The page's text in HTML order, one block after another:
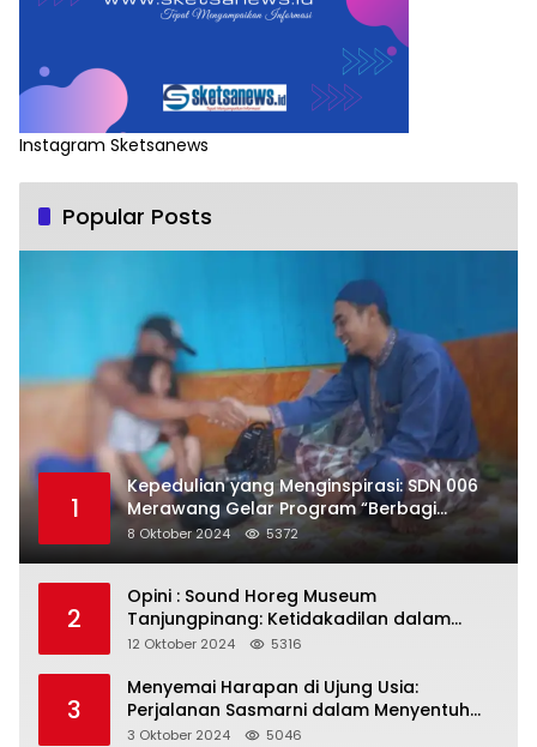
Instagram Sketsanews
Popular Posts
1
Kepedulian yang Menginspirasi: SDN 006
Merawang Gelar Program “Berbagi
Segenggam Beras”
8 Oktober 2024 5372
2
Opini : Sound Horeg Museum
Tanjungpinang: Ketidakadilan dalam
Representasi
12 Oktober 2024 5316
3
Menyemai Harapan di Ujung Usia:
Perjalanan Sasmarni dalam Menyentuh
Hati dan Jiwa
3 Oktober 2024 5046